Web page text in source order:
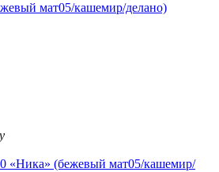
мат05/кашемир/делано)
«Ника» (бежевый мат05/кашемир/